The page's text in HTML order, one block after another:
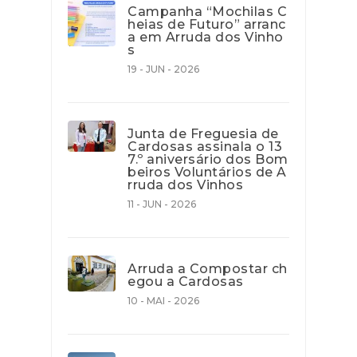
Campanha “Mochilas C
heias de Futuro” arranc
a em Arruda dos Vinho
s
19 - JUN - 2026
Junta de Freguesia de
Cardosas assinala o 13
7.º aniversário dos Bom
beiros Voluntários de A
rruda dos Vinhos
11 - JUN - 2026
Arruda a Compostar ch
egou a Cardosas
10 - MAI - 2026